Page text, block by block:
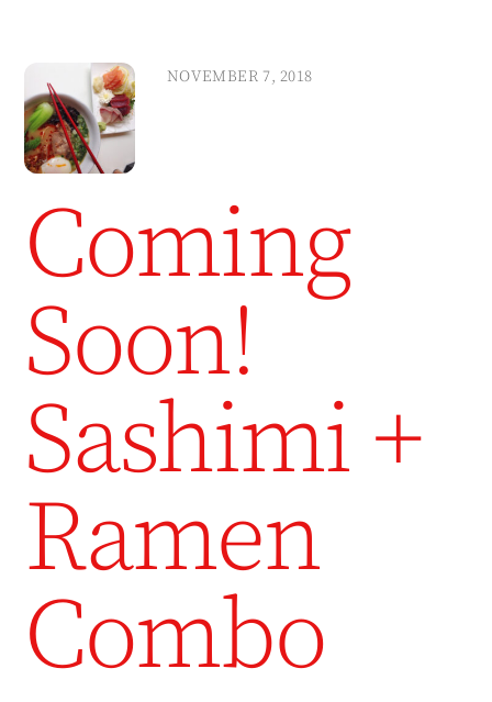
NOVEMBER 7, 2018
Coming
Soon!
Sashimi +
Ramen
Combo